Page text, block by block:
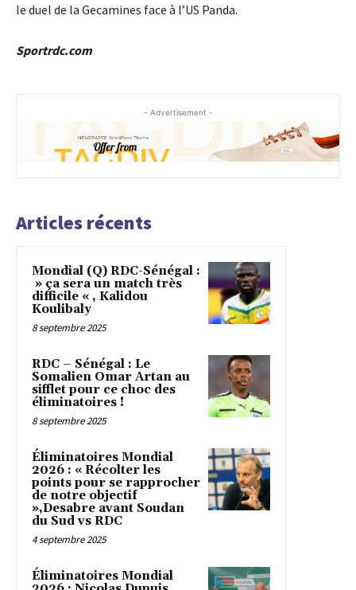
le duel de la Gecamines face à l’US Panda.
Sportrdc.com
- Advertisement -
Articles récents
Mondial (Q) RDC-Sénégal :
» ça sera un match très
difficile « , Kalidou
Koulibaly
8 septembre 2025
RDC – Sénégal : Le
Somalien Omar Artan au
sifflet pour ce choc des
éliminatoires !
8 septembre 2025
Éliminatoires Mondial
2026 : « Récolter les
points pour se rapprocher
de notre objectif
»,Desabre avant Soudan
du Sud vs RDC
4 septembre 2025
Éliminatoires Mondial